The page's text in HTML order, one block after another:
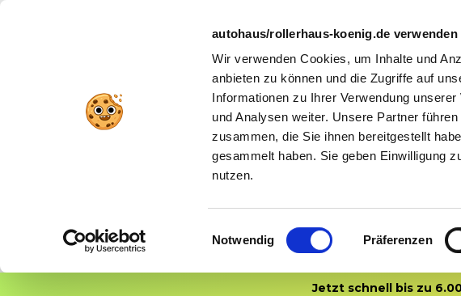
autohaus/rollerhaus-koenig.de verwenden
Wir verwenden Cookies, um Inhalte und
anbieten zu können und die Zugriffe auf
Informationen zu Ihrer Verwendung
und Analysen weiter. Unsere Partner
zusammen, die Sie ihnen bereitgestellt
gesammelt haben. Sie geben Einwilligung
nutzen.
Einwilligungsauswahl
Notwendig Präferenzen
Jetzt schnell bis zu